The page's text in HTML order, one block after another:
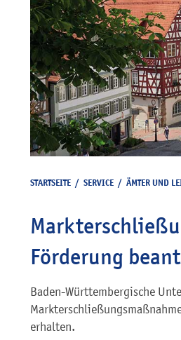
STARTSEITE / SERVICE / ÄMTER UND
Förderung
Baden-Württembergische
erhalten.